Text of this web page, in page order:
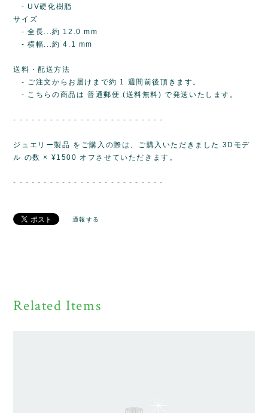
- UV硬化樹脂
サイズ
- 全長...約 12.0 mm
- 横幅...約 4.1 mm
送料・配送方法
- ご注文からお届けまで約 1 週間前後頂きます。
- こちらの商品は 普通郵便 (送料無料) で発送いたします。
- - - - - - - - - - - - - - - - - - - - - - - - -
ジュエリー製品 をご購入の際は、ご購入いただきました 3Dモデ
ル の数 × ¥1500 オフさせていただきます。
- - - - - - - - - - - - - - - - - - - - - - - - -
通報する
Related Items